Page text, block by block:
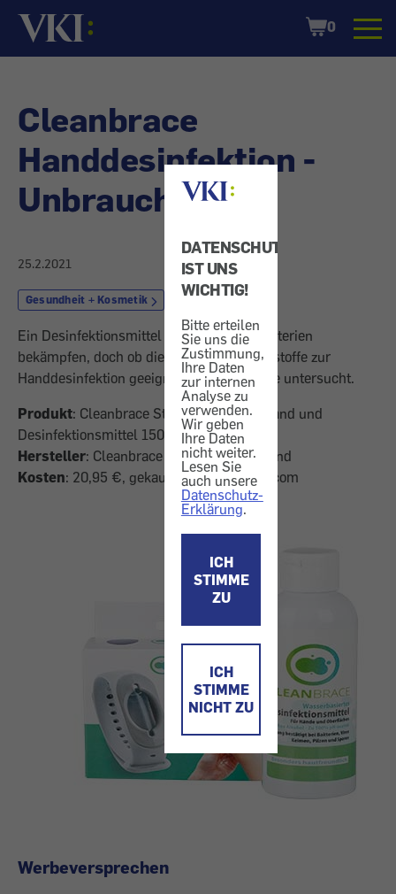
DATENSCHUTZ
IST UNS
WICHTIG!
Bitte erteilen
Sie uns die
Zustimmung,
Ihre Daten
zur internen
Analyse zu
verwenden.
Wir geben
Ihre Daten
nicht weiter.
Lesen Sie
auch unsere
Datenschutz-
Erklärung.
ICH
STIMME
ZU
ICH
STIMME
NICHT ZU
Startseite
Shopping
Cart
0
Cleanbrace
Handdesinfektion -
Unbrauchbar
25.2.2021
Gesundheit + Kosmetik Hygiene
Ein Desinfektionsmittel soll Viren und Bakterien
bekämpfen, doch ob die enthaltenen Wirkstoffe zur
Handdesinfektion geeignet sind, wurde nie untersucht.
Produkt: Cleanbrace Starterpaket (Armband und
Desinfektionsmittel 150 ml)
Hersteller: Cleanbrace GmbH, Deutschland
Kosten: 20,95 €, gekauft bei cleanbrace.com
Werbeversprechen